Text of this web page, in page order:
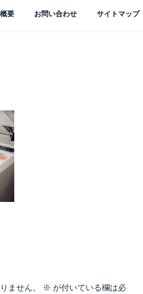
要 お問い合わせ サイトマップ
ません。 ※ が付いている欄は必